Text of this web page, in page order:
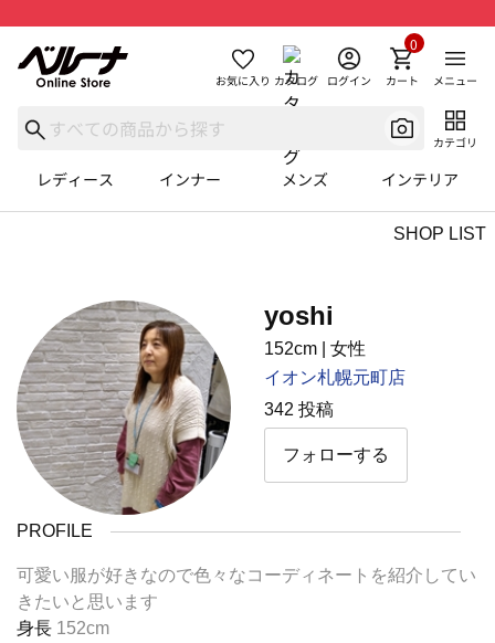
お気に入り カタログ ログイン カート
0
メニュー
カテゴリ
レディース インナー メンズ インテリア
SHOP LIST
yoshi
152cm
⼥性
イオン札幌元町店
342 投稿
フォローする
PROFILE
可愛い服が好きなので色々なコーディネートを紹介してい
きたいと思います
身長 152cm